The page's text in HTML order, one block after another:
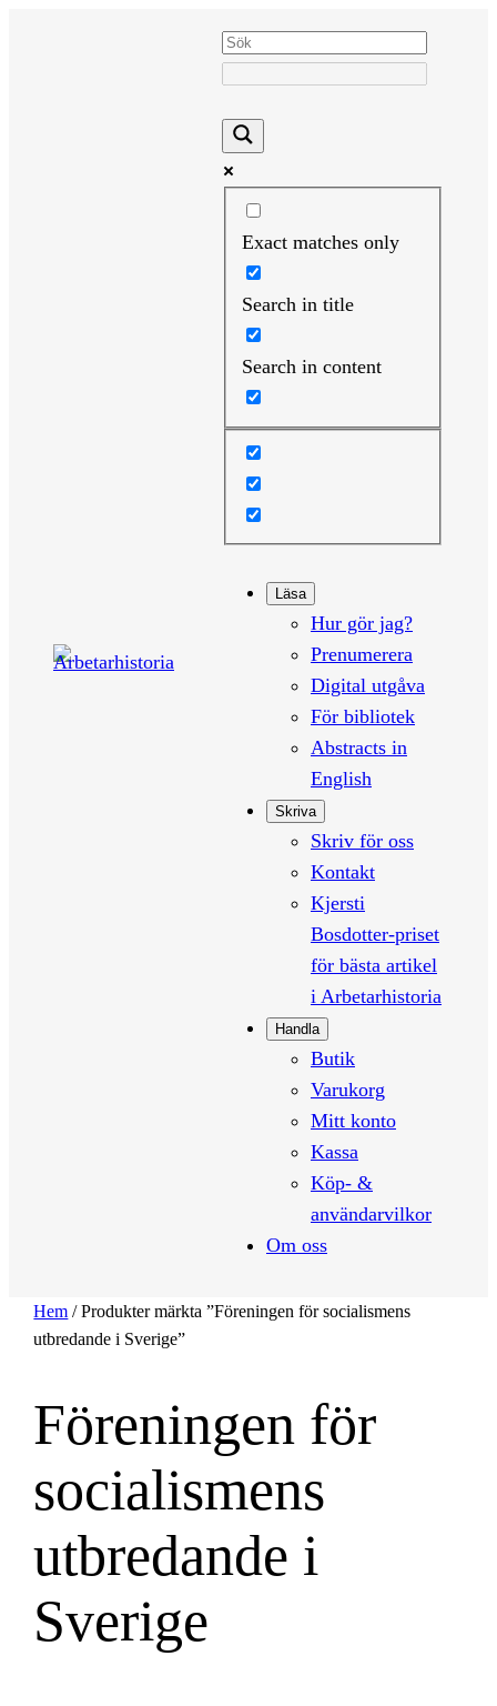
Exact matches only
Search in title
Search in content
Läsa
Hur gör jag?
Prenumerera
Digital utgåva
För bibliotek
Abstracts in
English
Skriva
Skriv för oss
Kontakt
Kjersti
Bosdotter-priset
för bästa artikel
i Arbetarhistoria
Handla
Butik
Varukorg
Mitt konto
Kassa
Köp- &
användarvilkor
Om oss
Hem / Produkter märkta ”Föreningen för socialismens
utbredande i Sverige”
Föreningen för
socialismens
utbredande i
Sverige